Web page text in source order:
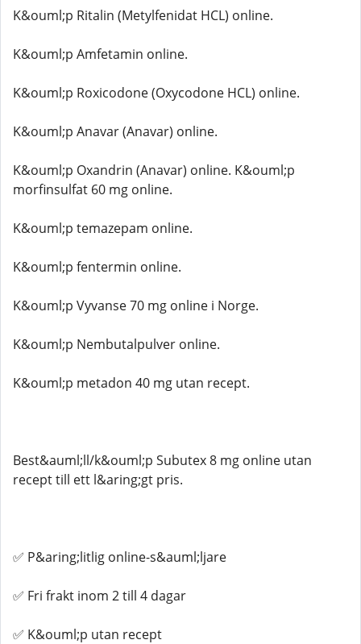
K&ouml;p Ritalin (Metylfenidat HCL) online.
K&ouml;p Amfetamin online.
K&ouml;p Roxicodone (Oxycodone HCL) online.
K&ouml;p Anavar (Anavar) online.
K&ouml;p Oxandrin (Anavar) online. K&ouml;p
morfinsulfat 60 mg online.
K&ouml;p temazepam online.
K&ouml;p fentermin online.
K&ouml;p Vyvanse 70 mg online i Norge.
K&ouml;p Nembutalpulver online.
K&ouml;p metadon 40 mg utan recept.
Best&auml;ll/k&ouml;p Subutex 8 mg online utan
recept till ett l&aring;gt pris.
✅ P&aring;litlig online-s&auml;ljare
✅ Fri frakt inom 2 till 4 dagar
✅ K&ouml;p utan recept